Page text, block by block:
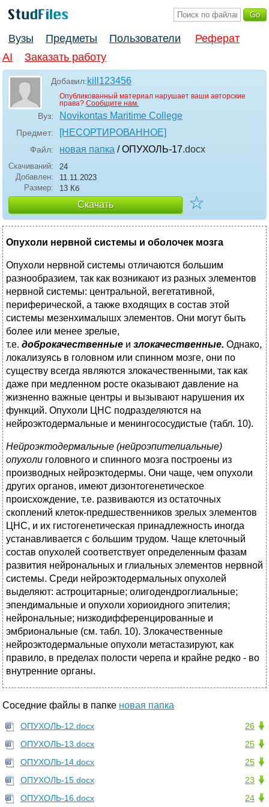
Вузы Предметы Пользователи
Реферат
AI
Заказать работу
Добавил:kill123456
Опубликованный материал нарушает ваши авторские
права? Сообщите нам.
Вуз: Novikontas Maritime College
Предмет: [НЕСОРТИРОВАННОЕ]
Файл: новая папка / ОПУХОЛЬ-17.docx
Скачиваний:
24
Добавлен:
11.11.2023
Размер:
13 Кб
Скачать ☆
Опухоли нервной системы и оболочек мозга
Опухоли нервной системы отличаются большим
разнообразием, так как возникают из разных элементов
нервной системы: центральной, вегетативной,
периферической, а также входящих в состав этой
системы мезенхималышх элементов. Они могут быть
более или менее зрелые,
т.е. доброкачественные и злокачественные. Однако,
локализуясь в головном или спинном мозге, они по
существу всегда являются злокачественными, так как
даже при медленном росте оказывают давление на
жизненно важные центры и вызывают нарушения их
функций. Опухоли ЦНС подразделяются на
нейроэктодермальные и менингососудистые (табл. 10).
Нейроэктодермальные (нейроэпителиальные)
опухоли головного и спинного мозга построены из
производных нейроэктодермы. Они чаще, чем опухоли
других органов, имеют дизонтогенетическое
происхождение, т.е. развиваются из остаточных
скоплений клеток-предшественников зрелых элементов
ЦНС, и их гистогенетическая принадлежность иногда
устанавливается с большим трудом. Чаще клеточный
состав опухолей соответствует определенным фазам
развития нейрональных и глиальных элементов нервной
системы. Среди нейроэктодермальных опухолей
выделяют: астроцитарные; олигодендроглиальные;
эпендимальные и опухоли хориоидного эпителия;
нейрональные; низкодифференцированные и
эмбриональные (см. табл. 10). Злокачественные
нейроэктодермальные опухоли метастазируют, как
правило, в пределах полости черепа и крайне редко - во
внутренние органы.
Соседние файлы в папке новая папка
26
ОПУХОЛЬ-12.docx
25
ОПУХОЛЬ-13.docx
25
ОПУХОЛЬ-14.docx
23
ОПУХОЛЬ-15.docx
24
ОПУХОЛЬ-16.docx